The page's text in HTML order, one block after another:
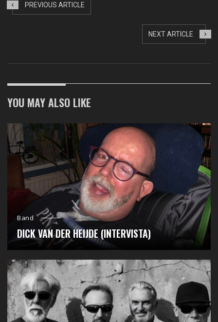
PREVIOUS ARTICLE
NEXT ARTICLE
YOU MAY ALSO LIKE
Band
DICK VAN DER HEIJDE (INTERVISTA)